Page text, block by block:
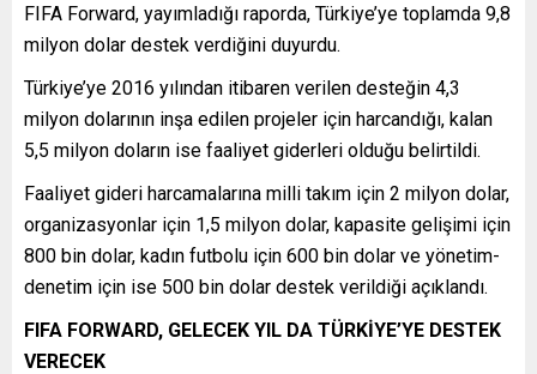
FIFA Forward, yayımladığı raporda, Türkiye’ye toplamda 9,8
milyon dolar destek verdiğini duyurdu.
Türkiye’ye 2016 yılından itibaren verilen desteğin 4,3
milyon dolarının inşa edilen projeler için harcandığı, kalan
5,5 milyon doların ise faaliyet giderleri olduğu belirtildi.
Faaliyet gideri harcamalarına milli takım için 2 milyon dolar,
organizasyonlar için 1,5 milyon dolar, kapasite gelişimi için
800 bin dolar, kadın futbolu için 600 bin dolar ve yönetim-
denetim için ise 500 bin dolar destek verildiği açıklandı.
FIFA FORWARD, GELECEK YIL DA TÜRKİYE’YE DESTEK
VERECEK